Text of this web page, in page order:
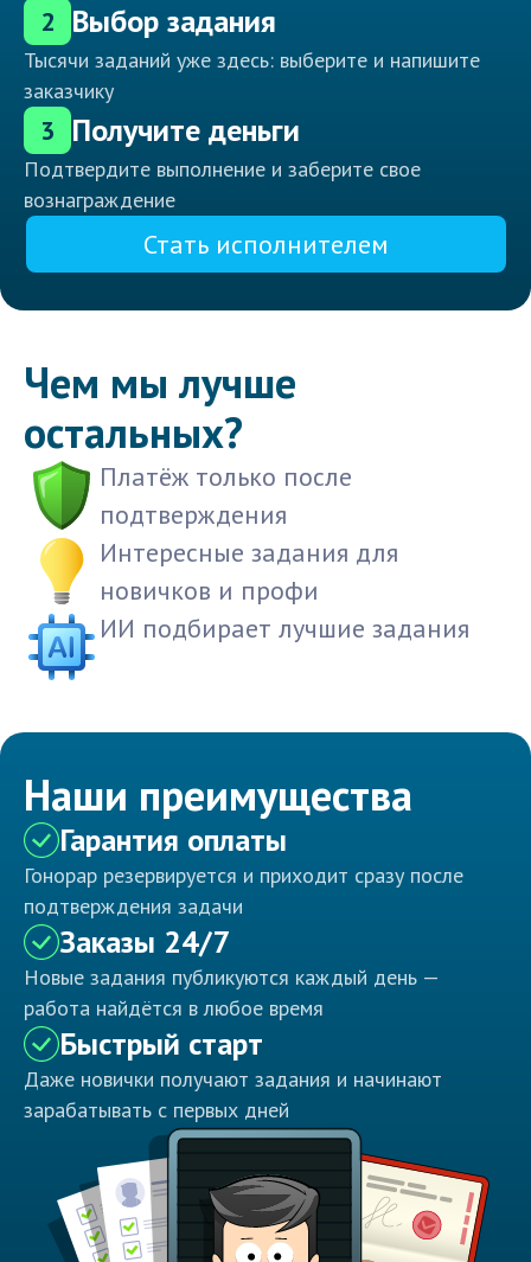
2 Выбор задания
Тысячи заданий уже здесь: выберите и напишите
заказчику
3 Получите деньги
Подтвердите выполнение и заберите свое
вознаграждение
Стать исполнителем
Чем мы лучше
остальных?
Платёж только после
подтверждения
Интересные задания для
новичков и профи
ИИ подбирает лучшие задания
Наши преимущества
Гарантия оплаты
Гонорар резервируется и приходит сразу после
подтверждения задачи
Заказы 24/7
Новые задания публикуются каждый день —
работа найдётся в любое время
Быстрый старт
Даже новички получают задания и начинают
зарабатывать с первых дней